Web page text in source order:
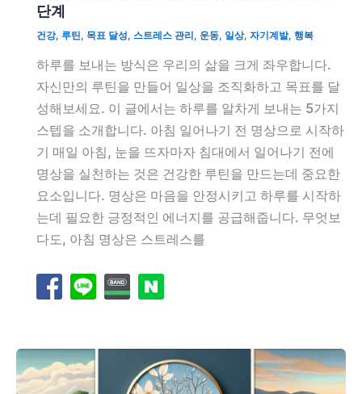
단계
건강, 루틴, 목표 달성, 스트레스 관리, 운동, 일상, 자기계발, 행복
하루를 보내는 방식은 우리의 삶을 크게 좌우합니다.
자신만의 루틴을 만들어 일상을 조직화하고 목표를 달
성해보세요. 이 글에서는 하루를 알차게 보내는 5가지
스텝을 소개합니다. 아침 일어나기 전 명상으로 시작하
기 매일 아침, 눈을 뜨자마자 침대에서 일어나기 전에
명상을 실천하는 것은 건강한 루틴을 만드는데 중요한
요소입니다. 명상은 마음을 안정시키고 하루를 시작하
는데 필요한 긍정적인 에너지를 공급해줍니다. 무엇보
다도, 아침 명상은 스트레스를